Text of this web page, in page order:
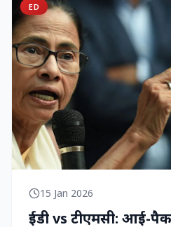
ED
15 Jan 2026
ईडी vs टीएमसी: आई-पैक